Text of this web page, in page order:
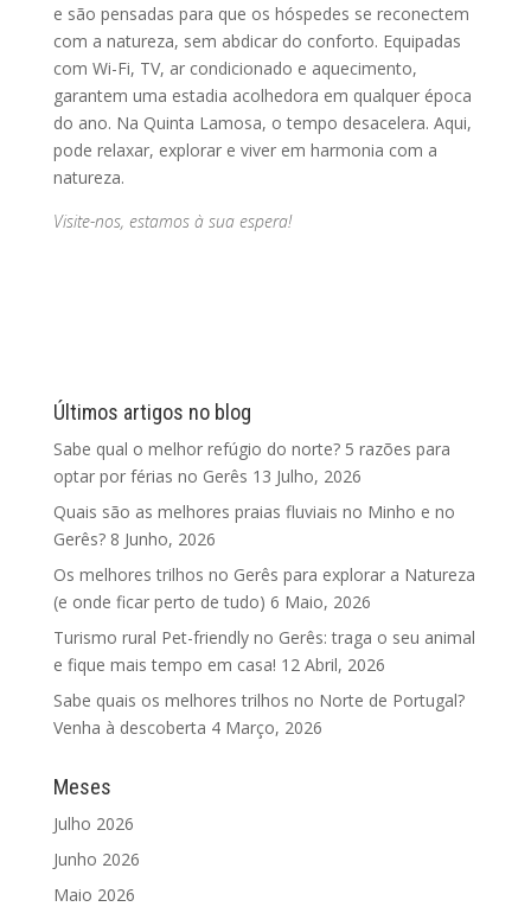
e são pensadas para que os hóspedes se reconectem
com a natureza, sem abdicar do conforto. Equipadas
com Wi-Fi, TV, ar condicionado e aquecimento,
garantem uma estadia acolhedora em qualquer época
do ano. Na Quinta Lamosa, o tempo desacelera. Aqui,
pode relaxar, explorar e viver em harmonia com a
natureza.
Visite-nos, estamos à sua espera!
Últimos artigos no blog
Sabe qual o melhor refúgio do norte? 5 razões para
optar por férias no Gerês 13 Julho, 2026
Quais são as melhores praias fluviais no Minho e no
Gerês? 8 Junho, 2026
Os melhores trilhos no Gerês para explorar a Natureza
(e onde ficar perto de tudo) 6 Maio, 2026
Turismo rural Pet-friendly no Gerês: traga o seu animal
e fique mais tempo em casa! 12 Abril, 2026
Sabe quais os melhores trilhos no Norte de Portugal?
Venha à descoberta 4 Março, 2026
Meses
Julho 2026
Junho 2026
Maio 2026